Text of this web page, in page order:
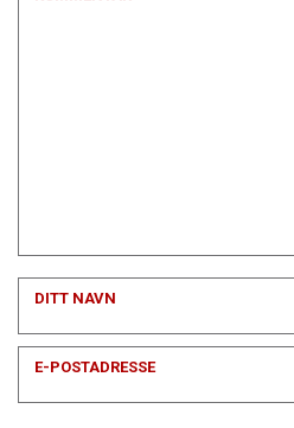
DITT NAVN
E-POSTADRESSE